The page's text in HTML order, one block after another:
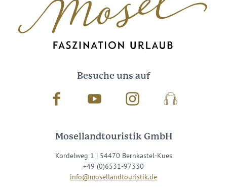
Besuche uns auf
Facebook Youtube InstagramPodcast
Mosellandtouristik GmbH
Kordelweg 1 | 54470 Bernkastel-Kues
+49 (0)6531-97330
info@mosellandtouristik.de